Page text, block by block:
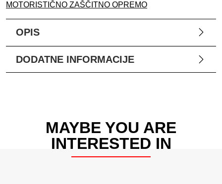
MOTORISTIČNO ZAŠČITNO OPREMO
OPIS
DODATNE INFORMACIJE
MAYBE YOU ARE
INTERESTED IN